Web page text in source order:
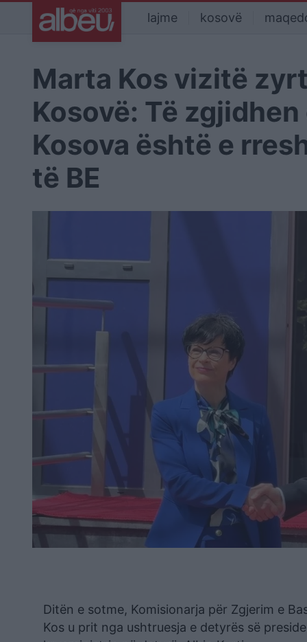
lajme kosovë
Marta Kos vizitë
Kosovë: Të
Kosova është e
të BE
Ditën e sotme, Komisionarja për Zgjerim e
Kos u prit nga ushtruesja e detyrës së